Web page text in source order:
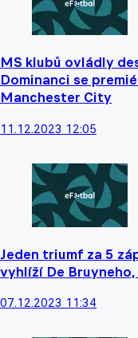
MS klubů ovládly
Dominanci se
Manchester City
11.12.2023 12:05
Jeden triumf za 5
vyhlíží De
07.12.2023 11:34